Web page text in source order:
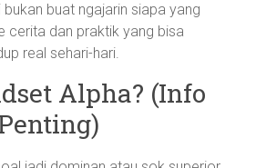
buat ngajarin siapa yang
cerita dan praktik yang bisa
real sehari-hari.
Alpha? (Info